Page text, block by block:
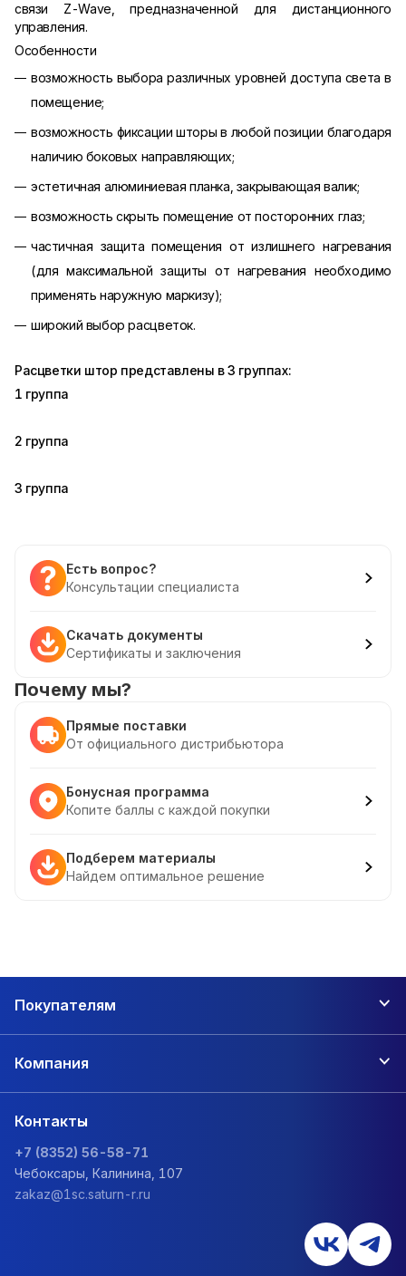
связи Z-Wave, предназначенной для дистанционного
управления.
Особенности
возможность выбора различных уровней доступа света в
помещение;
возможность фиксации шторы в любой позиции благодаря
наличию боковых направляющих;
эстетичная алюминиевая планка, закрывающая валик;
возможность скрыть помещение от посторонних глаз;
частичная защита помещения от излишнего нагревания
(для максимальной защиты от нагревания необходимо
применять наружную маркизу);
широкий выбор расцветок.
Расцветки штор представлены в 3 группах:
1 группа
2 группа
3 группа
Есть вопрос?
Консультации специалиста
Скачать документы
Сертификаты и заключения
Почему мы?
Прямые поставки
От официального дистрибьютора
Бонусная программа
Копите баллы с каждой покупки
Подберем материалы
Найдем оптимальное решение
Покупателям
Компания
Контакты
+7 (8352) 56-58-71
Чебоксары, Калинина, 107
zakaz@1sc.saturn-r.ru